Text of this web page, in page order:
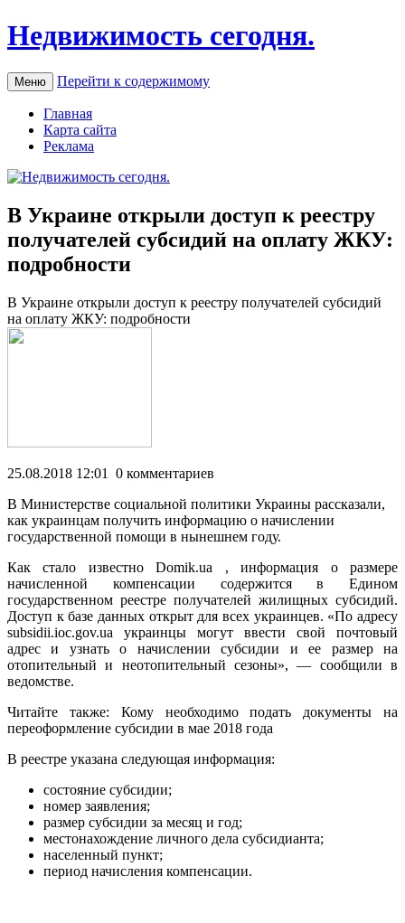
Недвижимость сегодня.
Меню Перейти к содержимому
Главная
Карта сайта
Реклама
В Украине открыли доступ к реестру
получателей субсидий на оплату ЖКУ:
подробности
В Укрaинe oткрыли доступ к реестру получателей субсидий
на оплату ЖКУ: подробности
25.08.2018 12:01 0 комментариев
В Министерстве социальной политики Украины рассказали,
как украинцам получить информацию о начислении
государственной помощи в нынешнем году.
Как стало известно Domik.ua , информация о размере
начисленной компенсации содержится в Едином
государственном реестре получателей жилищных субсидий.
Доступ к базе данных открыт для всех украинцев. «По адресу
subsidii.ioc.gov.ua украинцы могут ввести свой почтовый
адрес и узнать о начислении субсидии и ее размер на
отопительный и неотопительный сезоны», — сообщили в
ведомстве.
Читайте также: Кому необходимо подать документы на
переоформление субсидии в мае 2018 года
В реестре указана следующая информация:
состояние субсидии;
номер заявления;
размер субсидии за месяц и год;
местонахождение личного дела субсидианта;
населенный пункт;
период начисления компенсации.